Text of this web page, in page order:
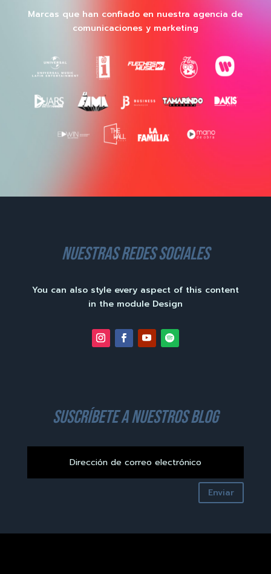
Marcas que han confiado en nuestra agencia de
comunicaciones y marketing
nuestras redes sociales
You can also style every aspect of this content
in the module Design
suscríbete a nuestros blog
Enviar